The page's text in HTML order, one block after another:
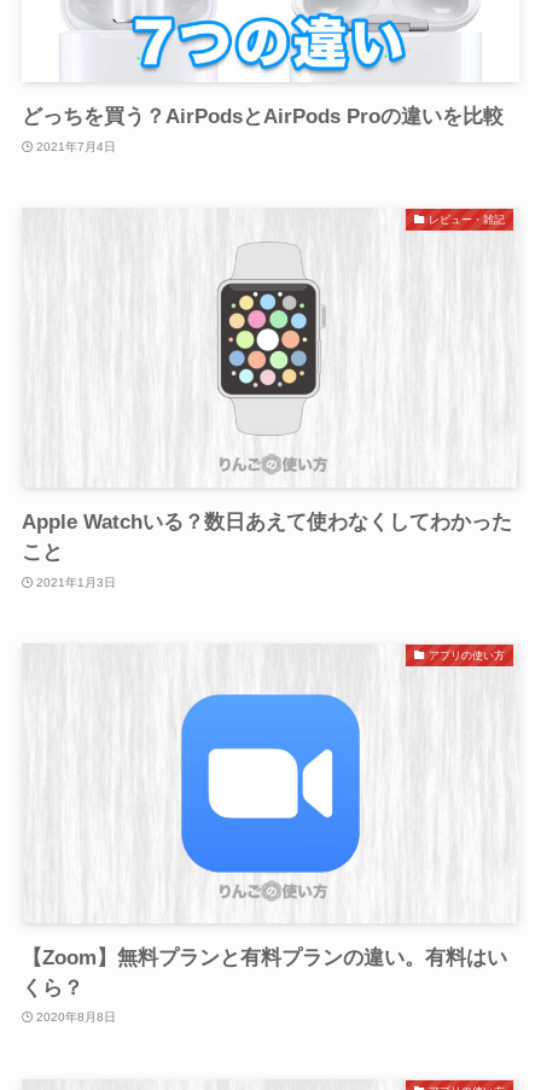
どっちを買う？AirPodsとAirPods Proの違いを比較
2021年7月4日
レビュー・雑記
Apple Watchいる？数日あえて使わなくしてわかった
こと
2021年1月3日
アプリの使い方
【Zoom】無料プランと有料プランの違い。有料はい
くら？
2020年8月8日